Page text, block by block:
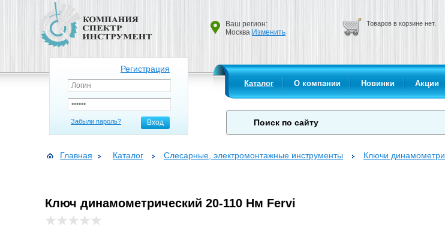
Ваш регион:
Москва Изменить
Товаров в корзине нет.
Регистрация
Забыли пароль? Вход
Каталог О компании Новинки Акции
Главная Каталог Слесарные, электромонтажные инструменты Ключи
Ключ динамометрический 20-110 Нм Fervi